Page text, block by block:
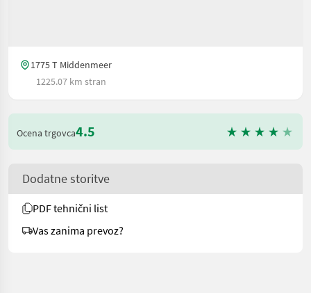
1775 T Middenmeer
1225.07 km stran
Ocena trgovca4.5
Dodatne storitve
PDF tehnični list
Vas zanima prevoz?